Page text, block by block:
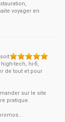
voyager en
tech, hi-fi,
de tout et pour
sur le site
pratique.